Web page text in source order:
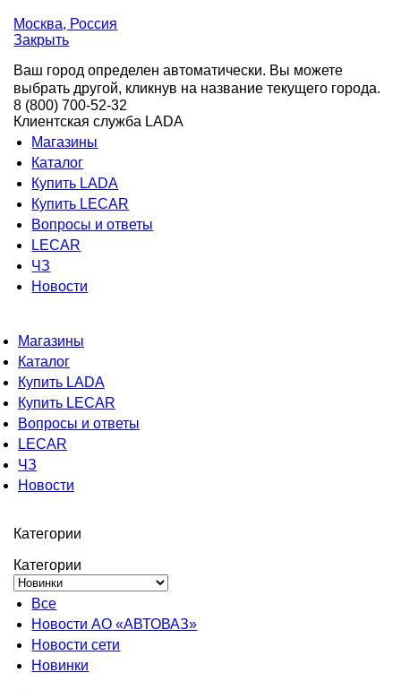
Москва, Россия
Закрыть
Ваш город определен автоматически. Вы можете
выбрать другой, кликнув на название текущего города.
8 (800) 700-52-32
Клиентская служба LADA
Магазины
Каталог
Купить LADA
Купить LECAR
Вопросы и ответы
LECAR
ЧЗ
Новости
Магазины
Каталог
Купить LADA
Купить LECAR
Вопросы и ответы
LECAR
ЧЗ
Новости
Категории
Категории
Все
Новости АО «АВТОВАЗ»
Новости сети
Новинки